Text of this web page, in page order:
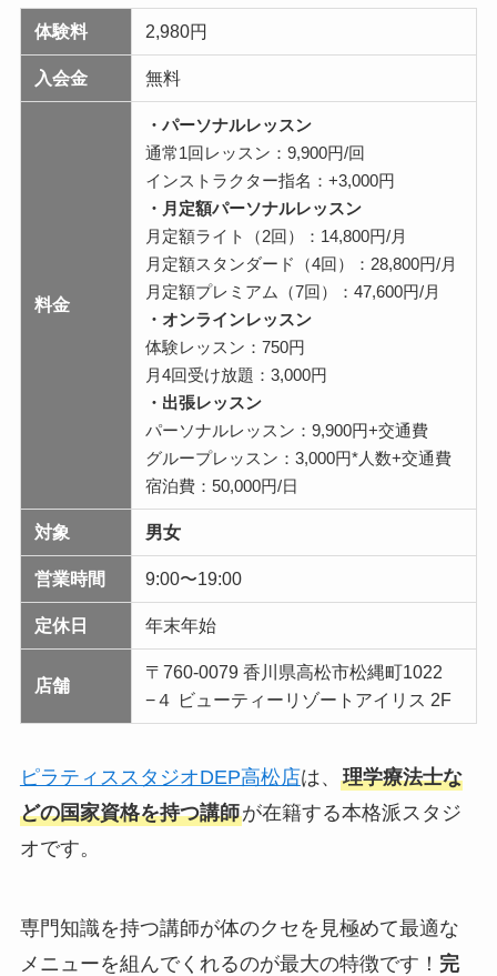
体験料 2,980円
入会金 無料
料金
・パーソナルレッスン
通常1回レッスン：9,900円/回
インストラクター指名：+3,000円
・月定額パーソナルレッスン
月定額ライト（2回）：14,800円/月
月定額スタンダード（4回）：28,800円/月
月定額プレミアム（7回）：47,600円/月
・オンラインレッスン
体験レッスン：750円
月4回受け放題：3,000円
・出張レッスン
パーソナルレッスン：9,900円+交通費
グループレッスン：3,000円*人数+交通費
宿泊費：50,000円/日
対象 男女
営業時間 9:00〜19:00
定休日 年末年始
店舗
〒760-0079 香川県高松市松縄町1022
−４ ビューティーリゾートアイリス 2F
ピラティススタジオDEP高松店は、 理学療法士な
どの国家資格を持つ講師が在籍する本格派スタジ
オです。
専門知識を持つ講師が体のクセを見極めて最適な
メニューを組んでくれるのが最大の特徴です！ 完